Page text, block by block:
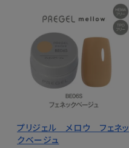
プリジェル メロウ フェネッ
クベージュ